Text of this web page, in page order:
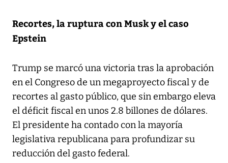
Recortes, la ruptura con Musk y el caso
Epstein
Trump se marcó una victoria tras la aprobación
en el Congreso de un megaproyecto fiscal y de
recortes al gasto público, que sin embargo eleva
el déficit fiscal en unos 2.8 billones de dólares.
El presidente ha contado con la mayoría
legislativa republicana para profundizar su
reducción del gasto federal.